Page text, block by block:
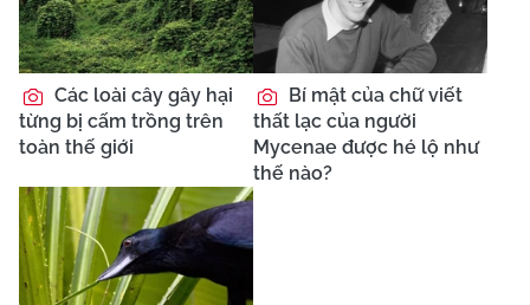
Các loài cây gây hại
từng bị cấm trồng trên
toàn thế giới
Bí mật của chữ viết
thất lạc của người
Mycenae được hé lộ như
thế nào?